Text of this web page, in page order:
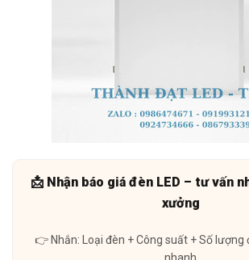
📩 Nhận báo giá đèn LED – tư vấn
xưởng
👉 Nhắn: Loại đèn + Công suất + Số lượng